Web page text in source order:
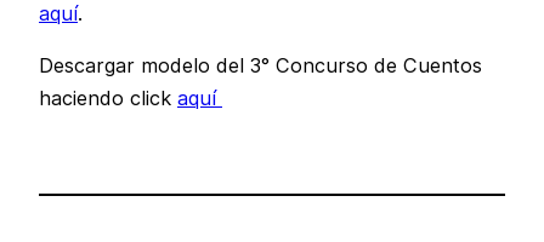
aquí.
Descargar modelo del 3° Concurso de Cuentos
haciendo click aquí